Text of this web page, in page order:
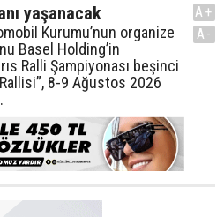
yaşanacak
Kurumu’nun organize
Basel Holding’in
Ralli Şampiyonası beşinci
Rallisi”, 8-9 Ağustos 2026
A+
A-